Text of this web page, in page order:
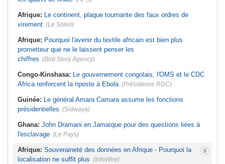
France la restitution du crâne de
Bokar Biro et de trois de ses
proches
Afrique: Le continent, plaque tournante des faux ordres de
virement (Le Soleil)
Afrique: Pourquoi l'avenir du textile africain est bien plus
prometteur que ne le laissent penser les
chiffres (Bird Story Agency)
Congo-Kinshasa: Le gouvernement congolais, l'OMS et le CDC
Africa renforcent la riposte à Ebola (Présidence RDC)
Guinée: Le général Amara Camara assume les fonctions
présidentielles (Sidwaya)
Ghana: John Dramani en Jamaïque pour des questions liées à
l'esclavage (Le Pays)
Afrique: Souveraineté des données en Afrique - Pourquoi la
localisation ne suffit plus (InfoWire)